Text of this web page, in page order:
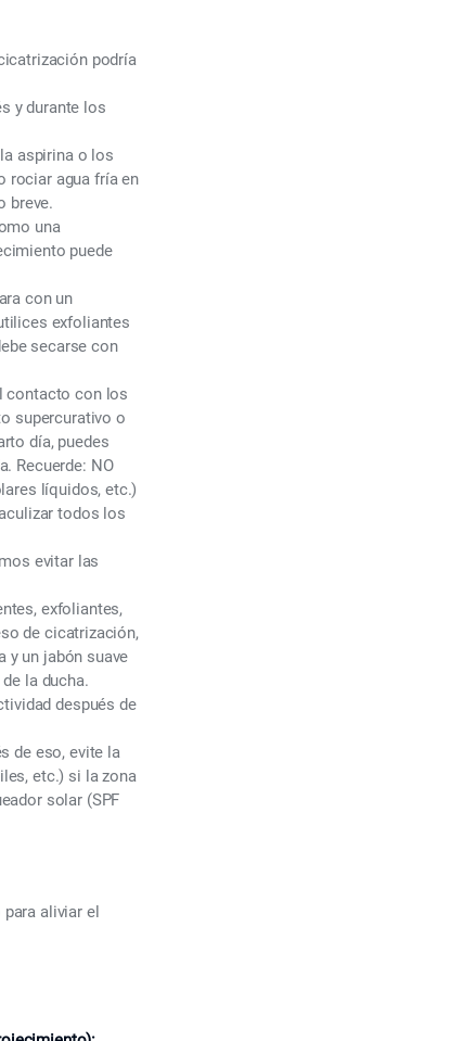
podría
y durante los
aspirina o los
rociar agua fría en
breve.
una
puede
con un
exfoliantes
secarse con
contacto con los
supercurativo o
día, puedes
Recuerde: NO
líquidos, etc.)
todos los
evitar las
exfoliantes,
de cicatrización,
y un jabón suave
la ducha.
después de
de eso, evite la
etc.) si la zona
solar (SPF
aliviar el